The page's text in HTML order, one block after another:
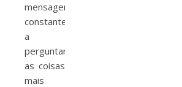
mensagens
constantemente
a
perguntar
as coisas
mais